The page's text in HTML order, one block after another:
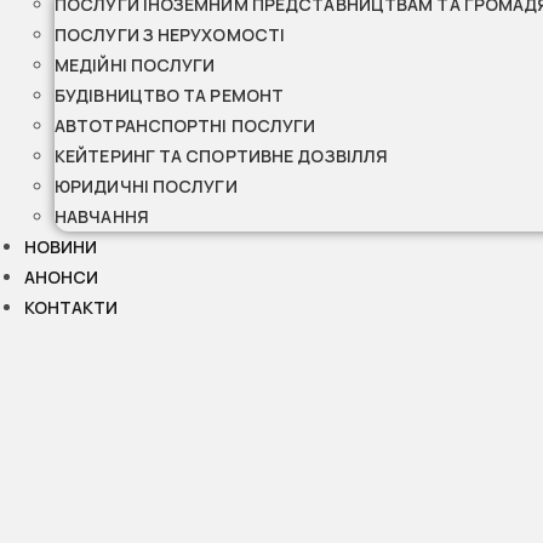
ПОСЛУГИ З НЕРУХОМОСТІ
МЕДІЙНІ ПОСЛУГИ
БУДІВНИЦТВО ТА РЕМОНТ
АВТОТРАНСПОРТНІ ПОСЛУГИ
КЕЙТЕРИНГ ТА СПОРТИВНЕ ДОЗВІЛЛЯ
ЮРИДИЧНІ ПОСЛУГИ
НАВЧАННЯ
НОВИНИ
АНОНСИ
КОНТАКТИ